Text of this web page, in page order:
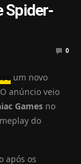
Spider-
0
um novo
anúncio veio
Games no
do
após os